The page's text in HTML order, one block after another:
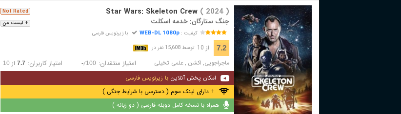
+ لیست من
Not Rated Star Wars: Skeleton Crew( 2024 )
جنگ ستارگان: خدمه اسکلت
کیفیت :WEB-DL 1080p با زیرنویس فارسی
7.2 از 10 توسط 15,608 نفر در
ماجراجویی, اکشن ,علمی تخیلی امتیاز منتقدان: -/100 امتیاز کاربران: 7.7 از 10
امکان پخش آنلاین با زیرنویس فارسی
+ دارای لینک سوم ( دسترسی با شرایط جنگی )
همراه با نسخه کامل دوبله فارسی ( دو زبانه )